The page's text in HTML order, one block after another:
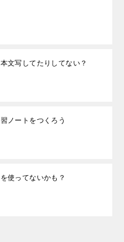
文写してたりしてない？
ノートをつくろう
使ってないかも？